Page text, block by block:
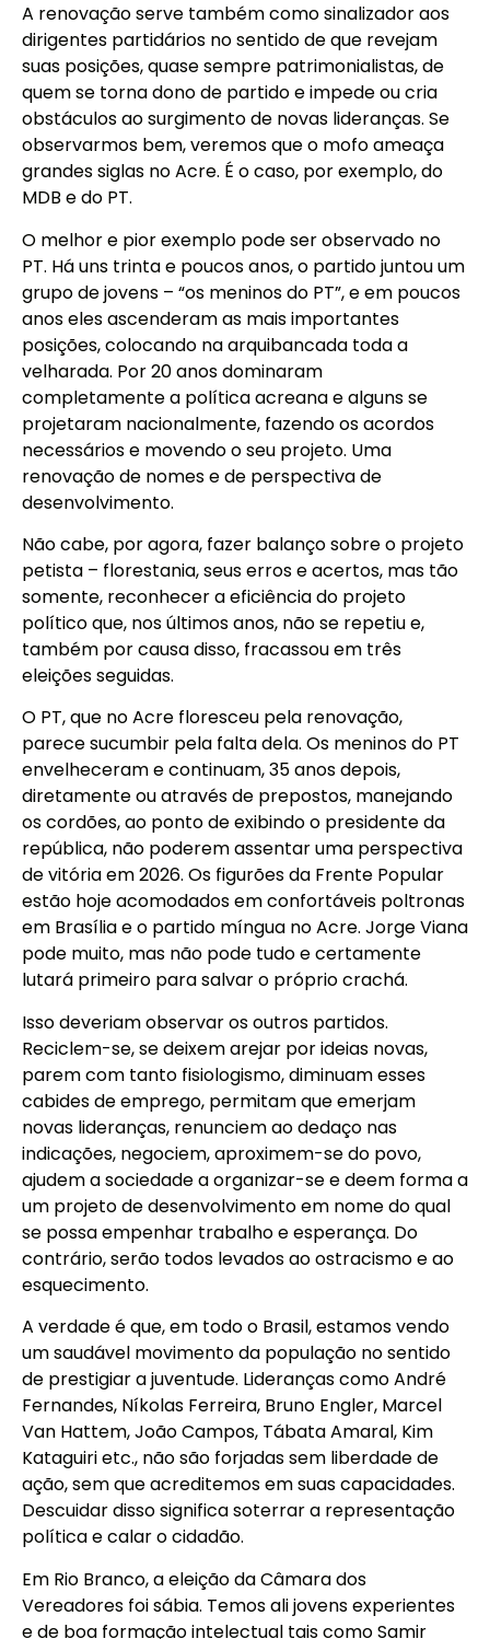
A renovação serve também como sinalizador aos
dirigentes partidários no sentido de que revejam
suas posições, quase sempre patrimonialistas, de
quem se torna dono de partido e impede ou cria
obstáculos ao surgimento de novas lideranças. Se
observarmos bem, veremos que o mofo ameaça
grandes siglas no Acre. É o caso, por exemplo, do
MDB e do PT.
O melhor e pior exemplo pode ser observado no
PT. Há uns trinta e poucos anos, o partido juntou um
grupo de jovens – “os meninos do PT”, e em poucos
anos eles ascenderam as mais importantes
posições, colocando na arquibancada toda a
velharada. Por 20 anos dominaram
completamente a política acreana e alguns se
projetaram nacionalmente, fazendo os acordos
necessários e movendo o seu projeto. Uma
renovação de nomes e de perspectiva de
desenvolvimento.
Não cabe, por agora, fazer balanço sobre o projeto
petista – florestania, seus erros e acertos, mas tão
somente, reconhecer a eficiência do projeto
político que, nos últimos anos, não se repetiu e,
também por causa disso, fracassou em três
eleições seguidas.
O PT, que no Acre floresceu pela renovação,
parece sucumbir pela falta dela. Os meninos do PT
envelheceram e continuam, 35 anos depois,
diretamente ou através de prepostos, manejando
os cordões, ao ponto de exibindo o presidente da
república, não poderem assentar uma perspectiva
de vitória em 2026. Os figurões da Frente Popular
estão hoje acomodados em confortáveis poltronas
em Brasília e o partido míngua no Acre. Jorge Viana
pode muito, mas não pode tudo e certamente
lutará primeiro para salvar o próprio crachá.
Isso deveriam observar os outros partidos.
Reciclem-se, se deixem arejar por ideias novas,
parem com tanto fisiologismo, diminuam esses
cabides de emprego, permitam que emerjam
novas lideranças, renunciem ao dedaço nas
indicações, negociem, aproximem-se do povo,
ajudem a sociedade a organizar-se e deem forma a
um projeto de desenvolvimento em nome do qual
se possa empenhar trabalho e esperança. Do
contrário, serão todos levados ao ostracismo e ao
esquecimento.
A verdade é que, em todo o Brasil, estamos vendo
um saudável movimento da população no sentido
de prestigiar a juventude. Lideranças como André
Fernandes, Níkolas Ferreira, Bruno Engler, Marcel
Van Hattem, João Campos, Tábata Amaral, Kim
Kataguiri etc., não são forjadas sem liberdade de
ação, sem que acreditemos em suas capacidades.
Descuidar disso significa soterrar a representação
política e calar o cidadão.
Em Rio Branco, a eleição da Câmara dos
Vereadores foi sábia. Temos ali jovens experientes
e de boa formação intelectual tais como Samir